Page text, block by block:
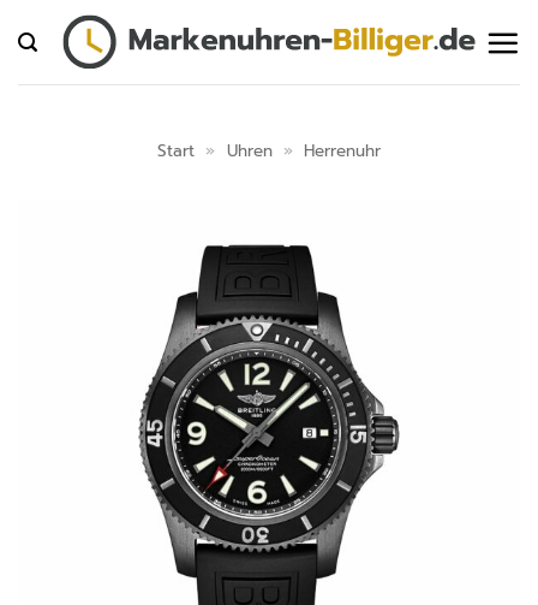
Inhalt
springen
Start » Uhren » Herrenuhr